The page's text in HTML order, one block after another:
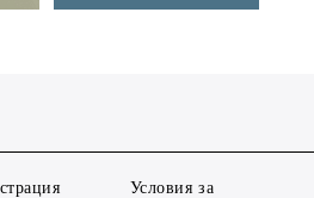
Условия за